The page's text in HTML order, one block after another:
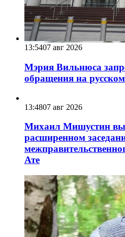
13:5407 авг 2026
Мэрия Вильнюса
обращения на
13:4807 авг 2026
Михаил Мишустин
расширенном
Ате